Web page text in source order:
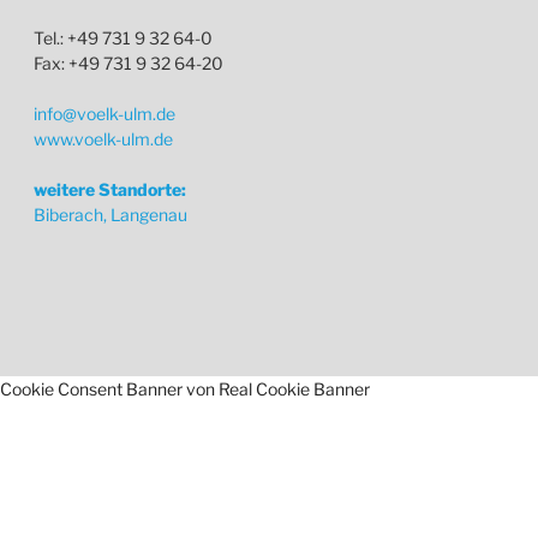
Tel.: +49 731 9 32 64-0
Fax: +49 731 9 32 64-20
info@voelk-ulm.de
www.voelk-ulm.de
weitere Standorte:
Biberach, Langenau
Cookie Consent Banner von Real Cookie Banner